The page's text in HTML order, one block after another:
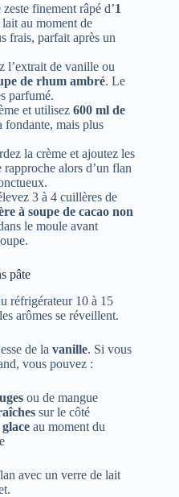
finement râpé d’1
lait au moment de
frais, parfait après un
l’extrait de vanille ou
de rhum ambré. Le
parfumé.
et utilisez 600 ml de
fondante, mais plus
la crème et ajoutez les
rapproche alors d’un flan
3 à 4 cuillères de
à soupe de cacao non
le moule avant
pâte
réfrigérateur 10 à 15
arômes se réveillent.
de la vanille. Si vous
vous pouvez :
ou de mangue
sur le côté
au moment du
avec un verre de lait